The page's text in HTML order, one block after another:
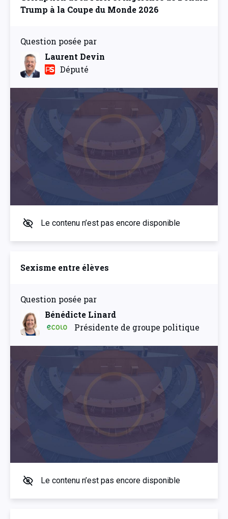
Trump à la Coupe du Monde 2026
Question posée par
Laurent Devin
Député
Le contenu n’est pas encore disponible
Sexisme entre élèves
Question posée par
Bénédicte Linard
Présidente de groupe politique
Le contenu n’est pas encore disponible